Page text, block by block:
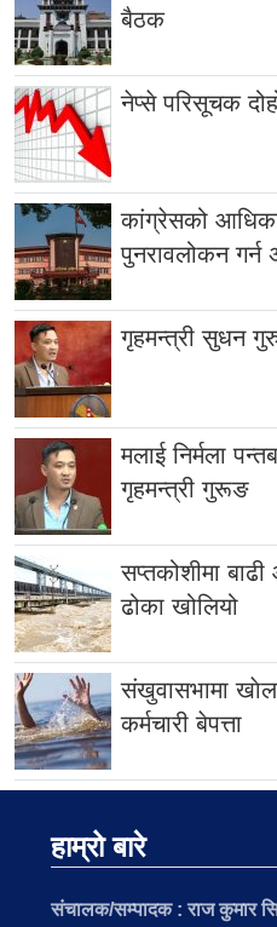
बैठक
नेप्से परिसूचक
कांग्रेसको
पुनरावलोकन गर्न
गृहमन्त्री सुधन
मलाई निर्मला
गृहमन्त्री गुरूङ
सप्तकोशीमा
ढोका खोलियो
संखुवासभामा
कर्मचारी बेपत्ता
हाम्रो बारे
संचालक/सम्पादक :राज कुमार